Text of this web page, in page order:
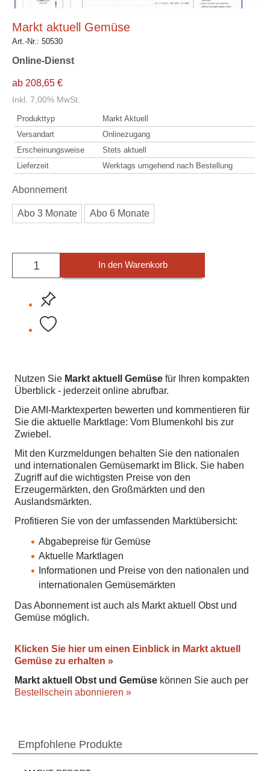
Markt aktuell Gemüse
Art.-Nr.: 50530
Online-Dienst
ab 208,65 €
Inkl. 7,00% MwSt.
Produkttyp
Markt Aktuell
Versandart
Onlinezugang
Erscheinungsweise
Stets aktuell
Lieferzeit
Werktags umgehend nach Bestellung
Abonnement
Abo 3 Monate Abo 6 Monate
In den Warenkorb
Nutzen Sie Markt aktuell Gemüse für Ihren kompakten
Überblick - jederzeit online abrufbar.
Die AMI-Marktexperten bewerten und kommentieren für
Sie die aktuelle Marktlage: Vom Blumenkohl bis zur
Zwiebel.
Mit den Kurzmeldungen behalten Sie den nationalen
und internationalen Gemüsemarkt im Blick. Sie haben
Zugriff auf die wichtigsten Preise von den
Erzeugermärkten, den Großmärkten und den
Auslandsmärkten.
Profitieren Sie von der umfassenden Marktübersicht:
Abgabepreise für Gemüse
Aktuelle Marktlagen
Informationen und Preise von den nationalen und
internationalen Gemüsemärkten
Das Abonnement ist auch als Markt aktuell Obst und
Gemüse möglich.
Klicken Sie hier um einen Einblick in Markt aktuell
Gemüse zu erhalten »
Markt aktuell Obst und Gemüse können Sie auch per
Bestellschein abonnieren »
Empfohlene Produkte